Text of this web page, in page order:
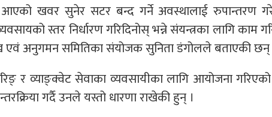
खवर सुनेर सटर बन्द गर्ने अवस्थालाई रुपान्तरण
स्तर निर्धारण गरिदिनोस् भन्ने संयन्त्रका लागि काम
एवं अनुगमन समितिका संयोजक सुनिता डंगोलले बताएकी छन्
र व्याङ्क्वेट सेवाका व्यवसायीका लागि आयोजना गरिएको
गर्दै उनले यस्तो धारणा राखेकी हुन् ।